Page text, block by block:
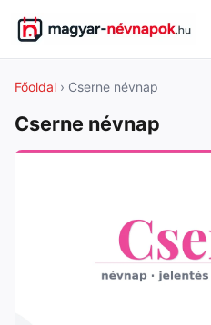
Főoldal › Cserne névnap
Cserne névnap